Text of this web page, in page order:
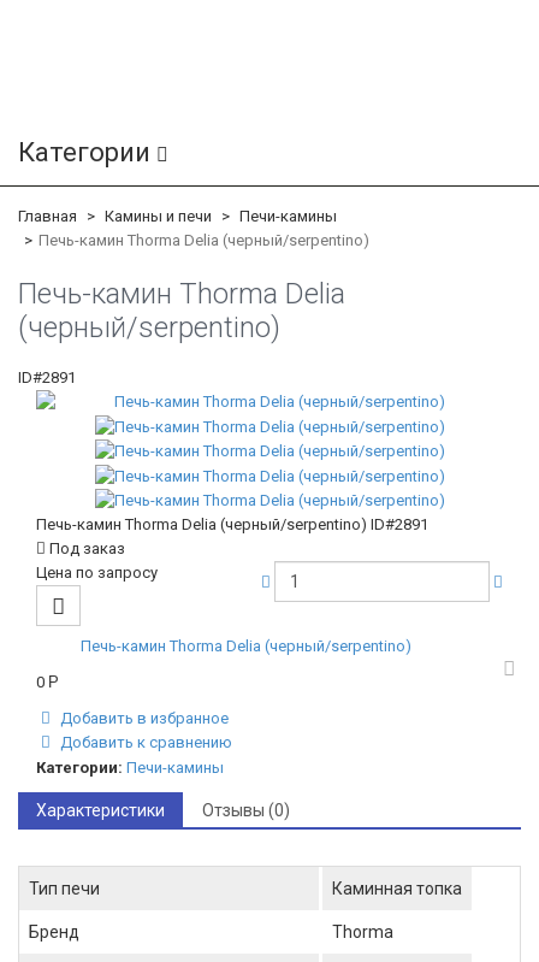
Категории
Главная Камины и печи
Печи-камины
Печь-камин Thorma Delia (черный/serpentino)
Печь-камин Thorma Delia
(черный/serpentino)
ID#2891
Печь-камин Thorma Delia (черный/serpentino) ID#2891
Под заказ
Цена по запросу
Печь-камин Thorma Delia (черный/serpentino)
0 Р
Добавить в избранное
Добавить к сравнению
Категории: Печи-камины
Характеристики Отзывы (0)
Тип печи Каминная топка
Бренд Thorma